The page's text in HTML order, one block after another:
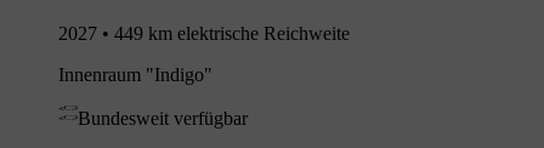
2027 • 449 km elektrische Reichweite
Innenraum "Indigo"
Bundesweit verfügbar